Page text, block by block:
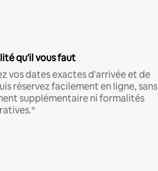
qu'il vous faut
vos dates exactes d'arrivée et de
réservez facilement en ligne, sans
supplémentaire ni formalités